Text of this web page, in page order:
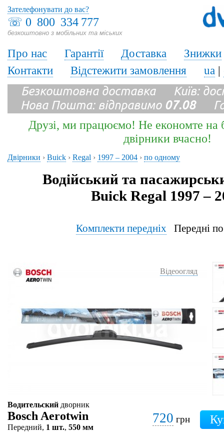
☏ 0 800 334 777
безкоштовно з мобільних та міських
Зателефонувати до вас?
Про нас Гарантії Доставка
Знижки
Контакти
Відстежити замовлення ua |
Безкоштовна доставка Київ:
Нова Пошта: відправимо 07.08
Друзі, ми працюємо! Не економте на
двірники вчасно!
Двірники › Buick › Regal › 1997 – 2004 › по одному
Водійський та
Buick Regal 1997 –
Комплекти передніхПередні
Відеоогляд
Водительский дворник
Bosch Aerotwin
Передний, 1 шт., 550 мм
720 грн